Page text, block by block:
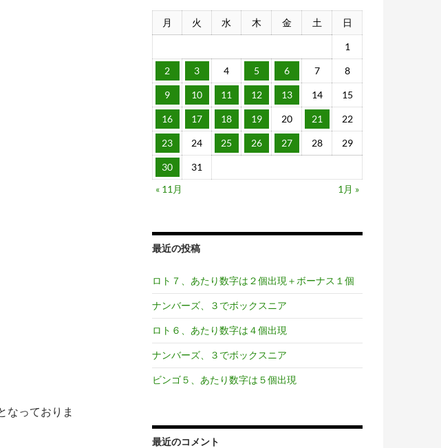
なっておりま
月 火 水 木 金 土 日
1
2 3 4 5 6 7 8
9 10 11 12 13 14 15
16 17 18 19 20 21 22
23 24 25 26 27 28 29
30
31
« 11月
1月 »
最近の投稿
ロト７、あたり数字は２個出現＋ボーナス１個
ナンバーズ、３でボックスニア
ロト６、あたり数字は４個出現
ナンバーズ、３でボックスニア
ビンゴ５、あたり数字は５個出現
最近のコメント